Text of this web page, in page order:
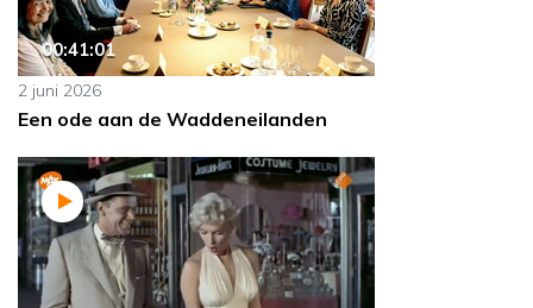
00:41:01
2 juni 2026
Een ode aan de Waddeneilanden